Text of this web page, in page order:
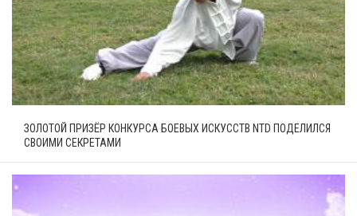
ЗОЛОТОЙ ПРИЗЁР КОНКУРСА БОЕВЫХ ИСКУССТВ NTD ПОДЕЛИЛСЯ
СВОИМИ СЕКРЕТАМИ